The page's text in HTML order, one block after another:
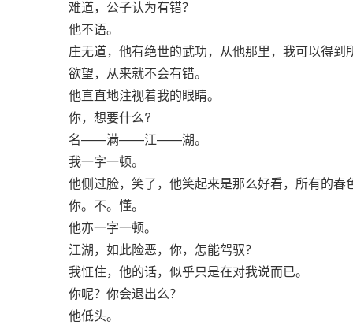
难道，公子认为有错？
他不语。
庄无道，他有绝世的武功，从他那里，我可以得到
欲望，从来就不会有错。
他直直地注视着我的眼睛。
你，想要什么?
名——满——江——湖。
我一字一顿。
他侧过脸，笑了，他笑起来是那么好看，所有的春
你。不。懂。
他亦一字一顿。
江湖，如此险恶，你，怎能驾驭？
我怔住，他的话，似乎只是在对我说而已。
你呢？你会退出么？
他低头。